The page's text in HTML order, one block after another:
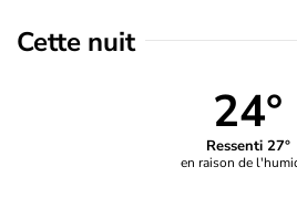
Cette nuit
24°
Ressenti 27°
en raison de